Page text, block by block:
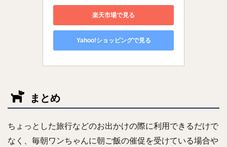
楽天市場で見る
Yahoo!ショッピングで見る
まとめ
ちょっとした旅行などのお出かけの際に利用できるだけで
なく、 毎朝ワンちゃんに朝ご飯の催促を受けている場合や